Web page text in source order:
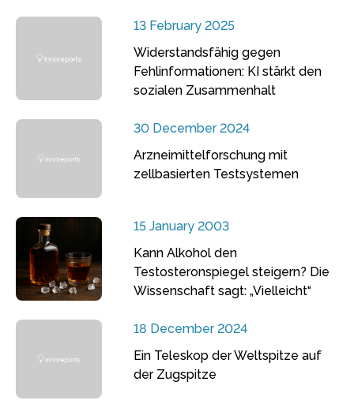
13 February 2025
Widerstandsfähig gegen
Fehlinformationen: KI stärkt den
sozialen Zusammenhalt
30 December 2024
Arzneimittelforschung mit
zellbasierten Testsystemen
15 January 2003
Kann Alkohol den
Testosteronspiegel steigern? Die
Wissenschaft sagt: „Vielleicht“
18 December 2024
Ein Teleskop der Weltspitze auf
der Zugspitze